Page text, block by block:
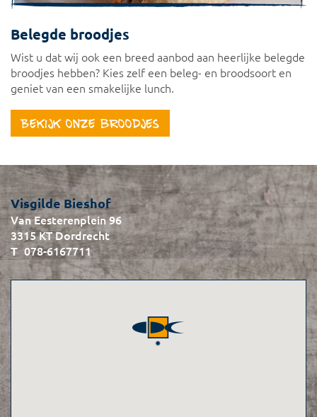
Belegde broodjes
Wist u dat wij ook een breed aanbod aan heerlijke belegde
broodjes hebben? Kies zelf een beleg- en broodsoort en
geniet van een smakelijke lunch.
Bekijk onze broodjes
Visgilde Bieshof
Van Eesterenplein 96
3315 KT Dordrecht
078-6167711